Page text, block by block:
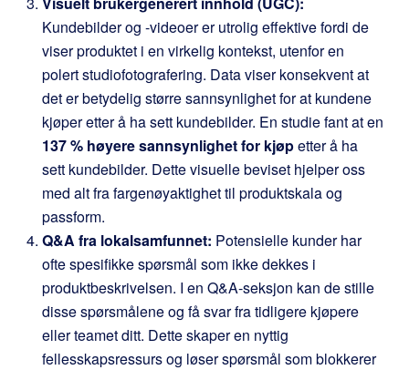
Kundebilder og -videoer er utrolig effektive fordi de
viser produktet i en virkelig kontekst, utenfor en
polert studiofotografering. Data viser konsekvent at
det er betydelig større sannsynlighet for at kundene
kjøper etter å ha sett kundebilder. En studie fant at en
137 % høyere sannsynlighet for kjøpetter å ha
sett kundebilder. Dette visuelle beviset hjelper oss
med alt fra fargenøyaktighet til produktskala og
passform.
Q&A fra lokalsamfunnet: Potensielle kunder har
ofte spesifikke spørsmål som ikke dekkes i
produktbeskrivelsen. I en Q&A-seksjon kan de stille
disse spørsmålene og få svar fra tidligere kjøpere
eller teamet ditt. Dette skaper en nyttig
fellesskapsressurs og løser spørsmål som blokkerer